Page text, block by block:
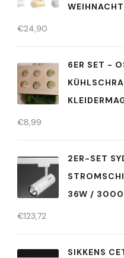
€24,90
6ER SET -
€8,99
2ER-SET
6W / 3000K
€123,72
SIKKENS